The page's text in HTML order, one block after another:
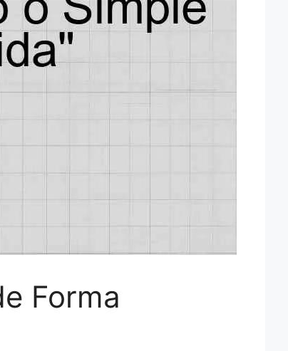
Forma